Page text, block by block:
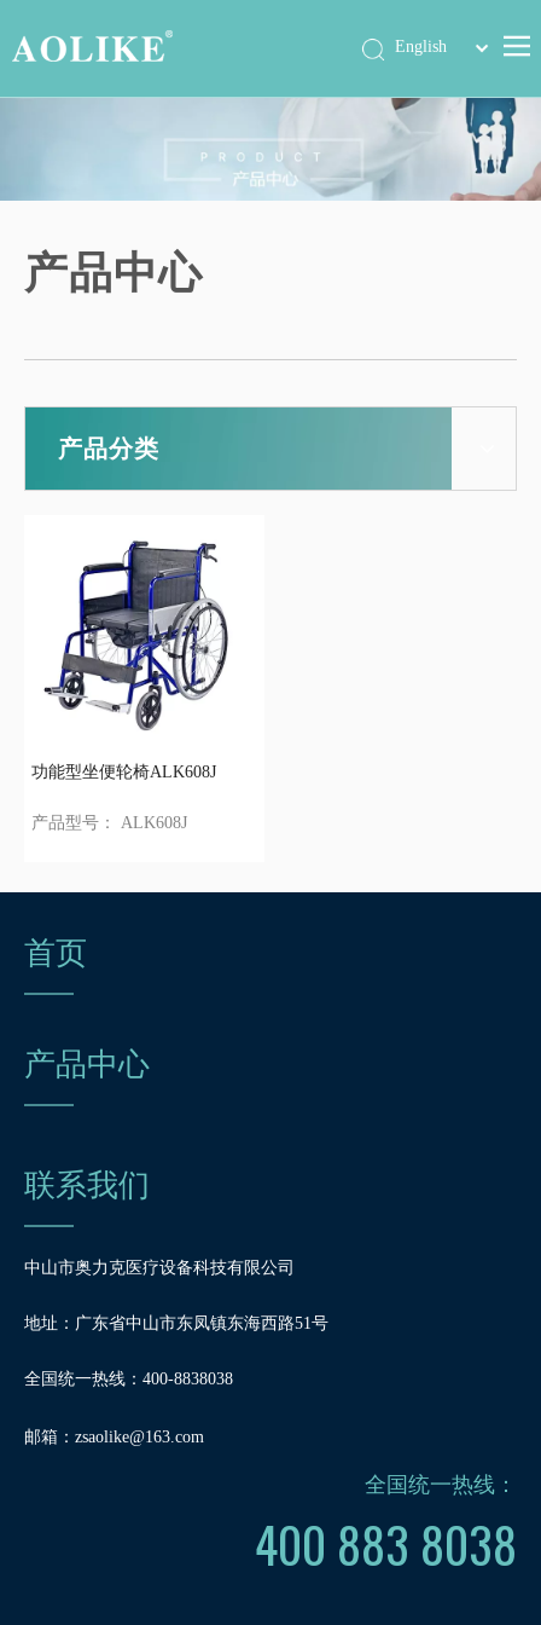
公司动态
展会信息
简体中文
产品中心
产品分类
功能型坐便轮椅ALK608J
产品型号： ALK608J
首页
产品中心
联系我们
中山市奥力克医疗设备科技有限公司
地址：广东省中山市东凤镇东海西路51号
全国统一热线：400-8838038
邮箱： zsaolike@163.com
全国统一热线：
400 883 8038